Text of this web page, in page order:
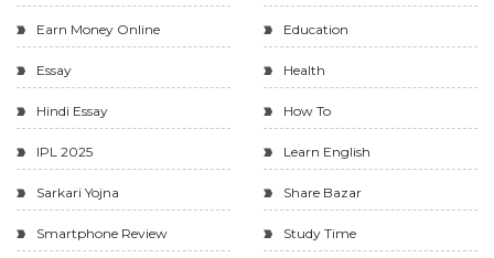
Earn Money Online Education
Essay Health
Hindi Essay How To
IPL 2025 Learn English
Sarkari Yojna Share Bazar
Smartphone Review Study Time